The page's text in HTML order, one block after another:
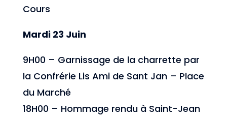
Cours
Mardi 23 Juin
9H00 – Garnissage de la charrette par
la Confrérie Lis Ami de Sant Jan – Place
du Marché
18H00 – Hommage rendu à Saint-Jean